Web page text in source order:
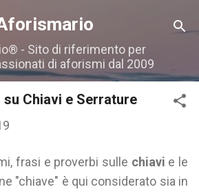
ai contenuti principali
- Sito di riferimento per
di aforismi dal 2009
Chiavi e Serrature
frasi e proverbi sulle chiavi e le
"chiave" è qui considerato sia in